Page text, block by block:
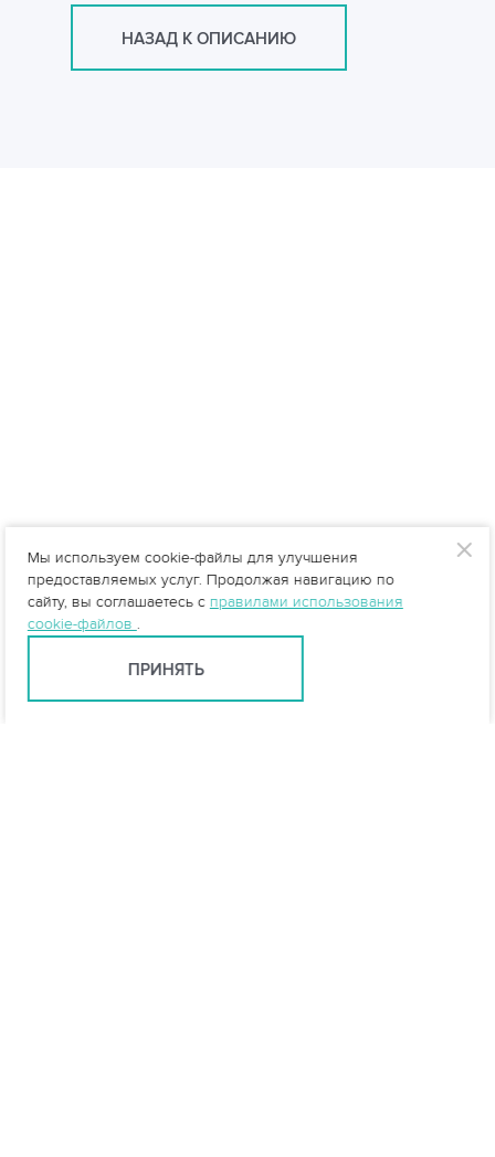
НАЗАД К ОПИСАНИЮ
Мы используем cookie-файлы для улучшения
предоставляемых услуг. Продолжая навигацию по
сайту, вы соглашаетесь с правилами использования
cookie-файлов .
ПРИНЯТЬ